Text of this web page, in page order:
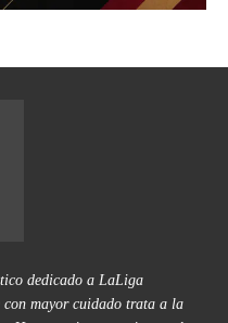
dedicado a LaLiga
con mayor cuidado trata a la